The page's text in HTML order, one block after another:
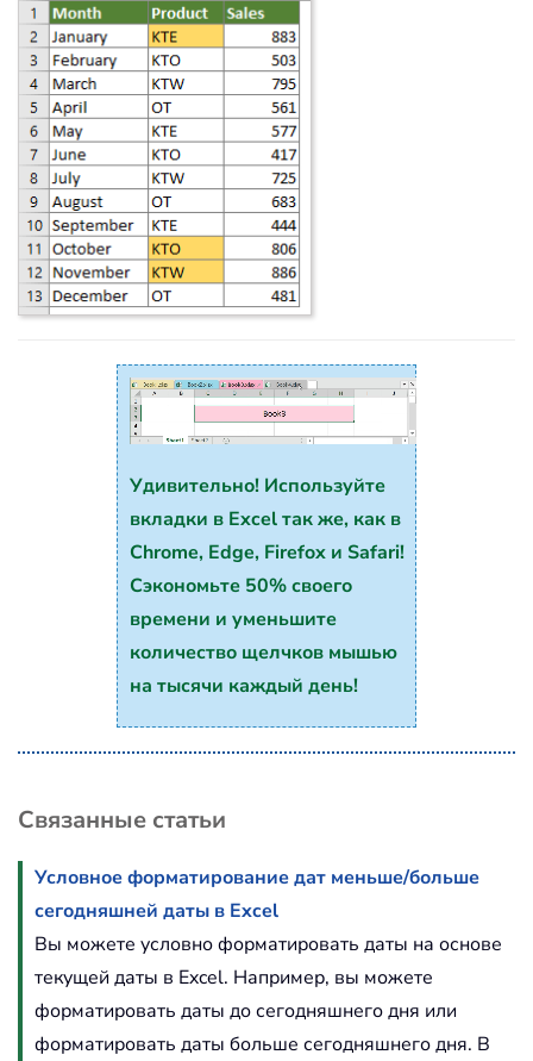
Удивительно! Используйте
вкладки в Excel так же, как в
Chrome, Edge, Firefox и Safari!
Сэкономьте 50% своего
времени и уменьшите
количество щелчков мышью
на тысячи каждый день!
Связанные статьи
Условное форматирование дат меньше/больше
сегодняшней даты в Excel
Вы можете условно форматировать даты на основе
текущей даты в Excel. Например, вы можете
форматировать даты до сегодняшнего дня или
форматировать даты больше сегодняшнего дня. В